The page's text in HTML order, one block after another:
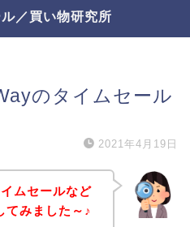
／買い物研究所
のタイムセール
2021年4月19日
ムセールなど
てみました～♪